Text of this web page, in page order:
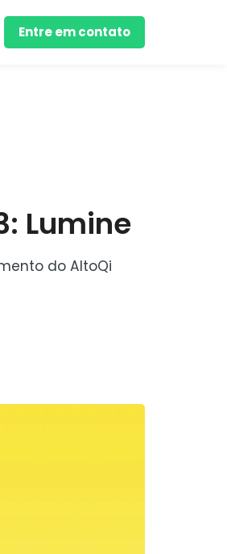
Entre em contato
Lumine
do AltoQi